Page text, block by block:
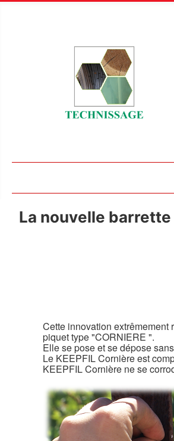
La nouvelle barrette
Cette innovation
piquet type "CORNIERE ".
Elle se pose et se dépose
Le KEEPFIL Cornière est
KEEPFIL Cornière ne se